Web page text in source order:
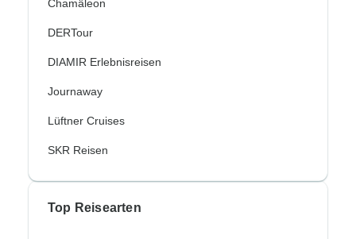
Chamäleon
DERTour
DIAMIR Erlebnisreisen
Journaway
Lüftner Cruises
SKR Reisen
Top Reisearten